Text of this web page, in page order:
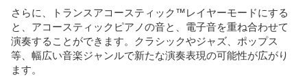
さらに、トランスアコースティック™レイヤーモードにする
と、アコースティックピアノの音と、電子音を重ね合わせて
演奏することができます。クラシックやジャズ、ポップス
等、幅広い音楽ジャンルで新たな演奏表現の可能性が広がり
ます。